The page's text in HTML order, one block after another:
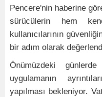
Pencere'nin haberine
sürücülerin hem
kullanıcılarının
bir adım olarak
Önümüzdeki
uygulamanın
yapılması bekleniyor.